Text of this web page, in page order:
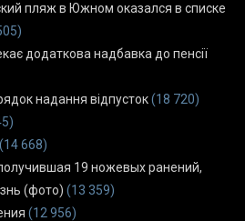
пляж в Южном оказался в списке
додаткова надбавка до пенсії
надання відпусток(18 720)
(14 668)
19 ножевых ранений,
(фото) (13 359)
(12 956)